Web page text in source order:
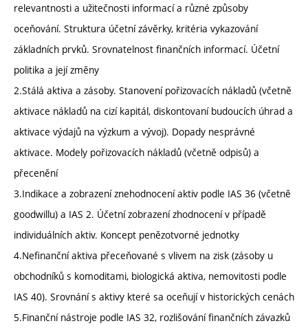
relevantnosti a užitečnosti informací a různé způsoby
oceňování. Struktura účetní závěrky, kritéria vykazování
základních prvků. Srovnatelnost finančních informací. Účetní
politika a její změny
2.Stálá aktiva a zásoby. Stanovení pořizovacích nákladů (včetně
aktivace nákladů na cizí kapitál, diskontovaní budoucích úhrad a
aktivace výdajů na výzkum a vývoj). Dopady nesprávné
aktivace. Modely pořizovacích nákladů (včetně odpisů) a
přecenění
3.Indikace a zobrazení znehodnocení aktiv podle IAS 36 (včetně
goodwillu) a IAS 2. Účetní zobrazení zhodnocení v případě
individuálních aktiv. Koncept penězotvorné jednotky
4.Nefinanční aktiva přeceňované s vlivem na zisk (zásoby u
obchodníků s komoditami, biologická aktiva, nemovitosti podle
IAS 40). Srovnání s aktivy které sa oceňují v historických cenách
5.Finanční nástroje podle IAS 32, rozlišování finančních závazků